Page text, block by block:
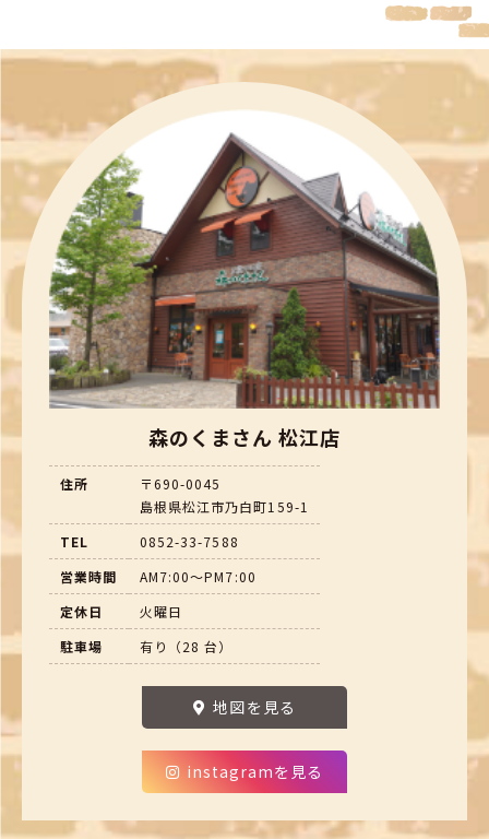
森のくまさん 松江店
住所
〒690-0045
島根県松江市乃白町159-1
TEL
0852-33-7588
営業時間
AM7:00～PM7:00
定休日
火曜日
駐車場
有り（28 台）
地図を見る
instagramを見る